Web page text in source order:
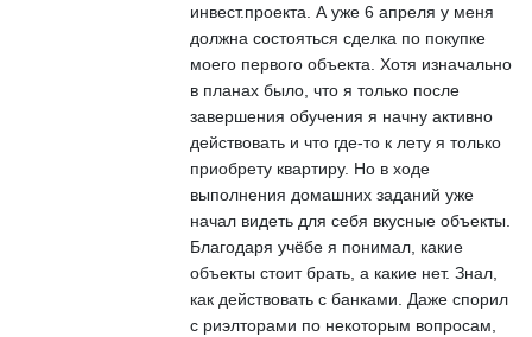
инвест.проекта. А уже 6 апреля у меня
должна состояться сделка по покупке
моего первого объекта. Хотя изначально
в планах было, что я только после
завершения обучения я начну активно
действовать и что где-то к лету я только
приобрету квартиру. Но в ходе
выполнения домашних заданий уже
начал видеть для себя вкусные объекты.
Благодаря учёбе я понимал, какие
объекты стоит брать, а какие нет. Знал,
как действовать с банками. Даже спорил
с риэлторами по некоторым вопросам,